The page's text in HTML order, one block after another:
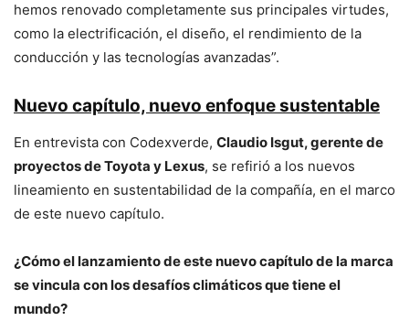
hemos renovado completamente sus principales virtudes,
como la electrificación, el diseño, el rendimiento de la
conducción y las tecnologías avanzadas”.
Nuevo capítulo, nuevo enfoque sustentable
En entrevista con Codexverde, Claudio Isgut, gerente de
proyectos de Toyota y Lexus, se refirió a los nuevos
lineamiento en sustentabilidad de la compañía, en el marco
de este nuevo capítulo.
¿Cómo el lanzamiento de este nuevo capítulo de la marca
se vincula con los desafíos climáticos que tiene el
mundo?